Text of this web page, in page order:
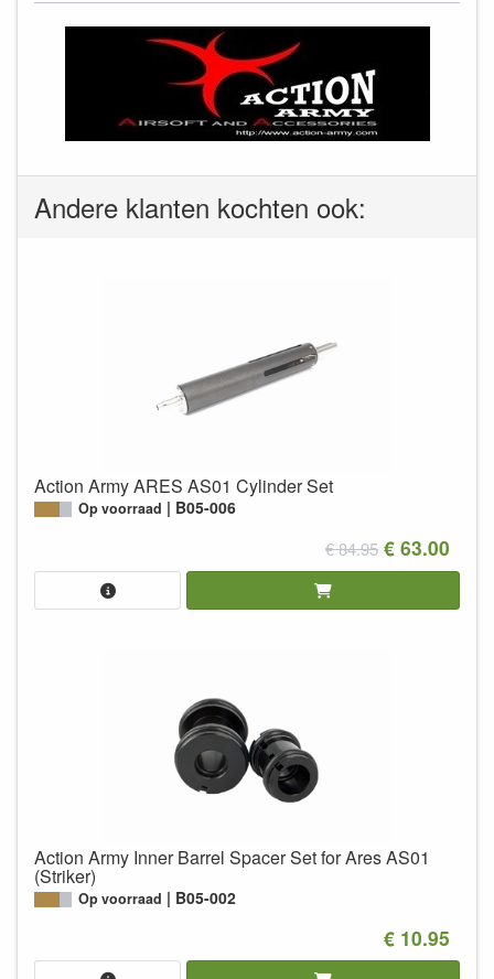
Andere klanten kochten ook:
Action Army ARES AS01 Cylinder Set
Op voorraad B05-006
€ 84.95 € 63.00
Action Army Inner Barrel Spacer Set for Ares AS01
(Striker)
Op voorraad B05-002
€ 10.95